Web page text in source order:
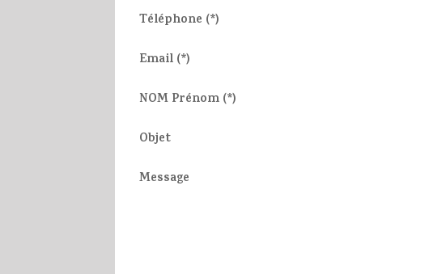
Téléphone (*)
Email (*)
NOM Prénom (*)
Objet
Message